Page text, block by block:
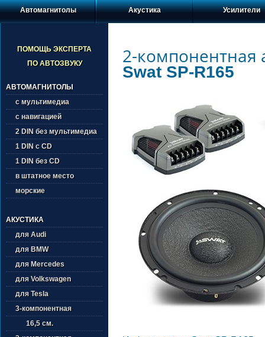
Автомагнитолы Акустика Усилители
ПОМОЩЬ ЭКСПЕРТА
ПО АВТОЗВУКУ
АВТОМАГНИТОЛЫ
с мультимедиа
с навигацией
2 DIN без мультимедиа
1 DIN с CD
1 DIN без CD
в штатное место
морские
АКУСТИКА
для Audi
для BMW
для Mercedes
для Volkswagen
для Tesla
3-компонентная
16,5 см.
2-компонентная
Swat SP-R165